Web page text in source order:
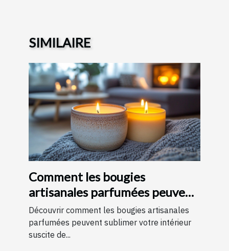
SIMILAIRE
Comment les bougies
artisanales parfumées peuvent
améliorer votre intérieur
Découvrir comment les bougies artisanales
parfumées peuvent sublimer votre intérieur
suscite de...